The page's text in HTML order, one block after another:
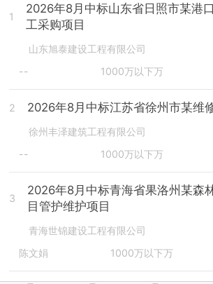
1
2026年8月中标山东省日照市某港
工采购项目
山东旭泰建设工程有限公司
--
1000万以下万
2 2026年8月中标江苏省徐州市某维
徐州丰泽建筑工程有限公司
--
1000万以下万
3
2026年8月中标青海省果洛州某森
目管护维护项目
青海世锦建设工程有限公司
陈文娟
1000万以下万